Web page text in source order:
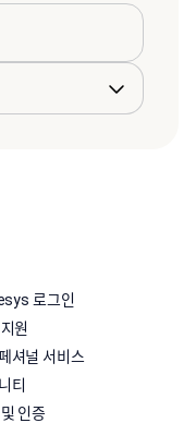
로그인
원
셔널 서비스
티
인증